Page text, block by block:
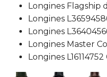
Longines Flagship
Longines
Longines
Longines Master
Longines